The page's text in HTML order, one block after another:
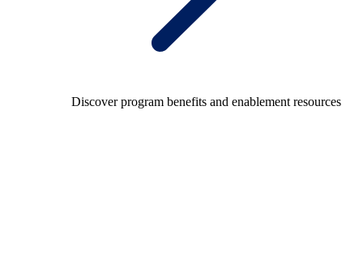
Discover program benefits and enablement resources